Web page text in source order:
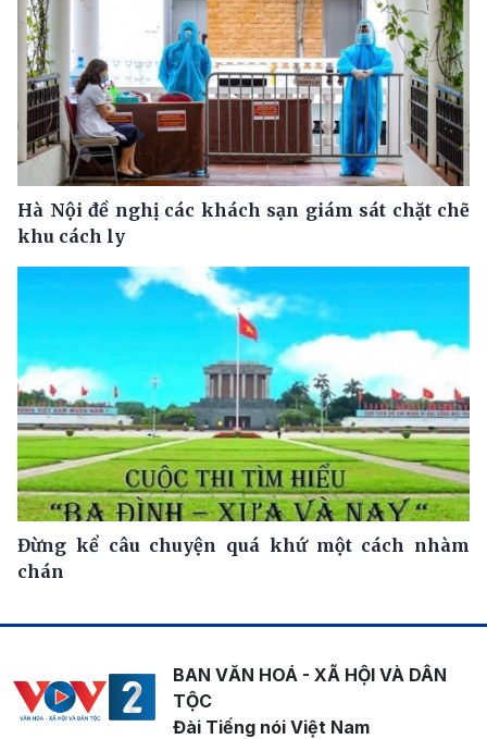
Hà Nội đề nghị các khách sạn giám sát chặt chẽ
khu cách ly
Đừng kể câu chuyện quá khứ một cách nhàm
chán
BAN VĂN HOÁ - XÃ HỘI VÀ DÂN
TỘC
Đài Tiếng nói Việt Nam